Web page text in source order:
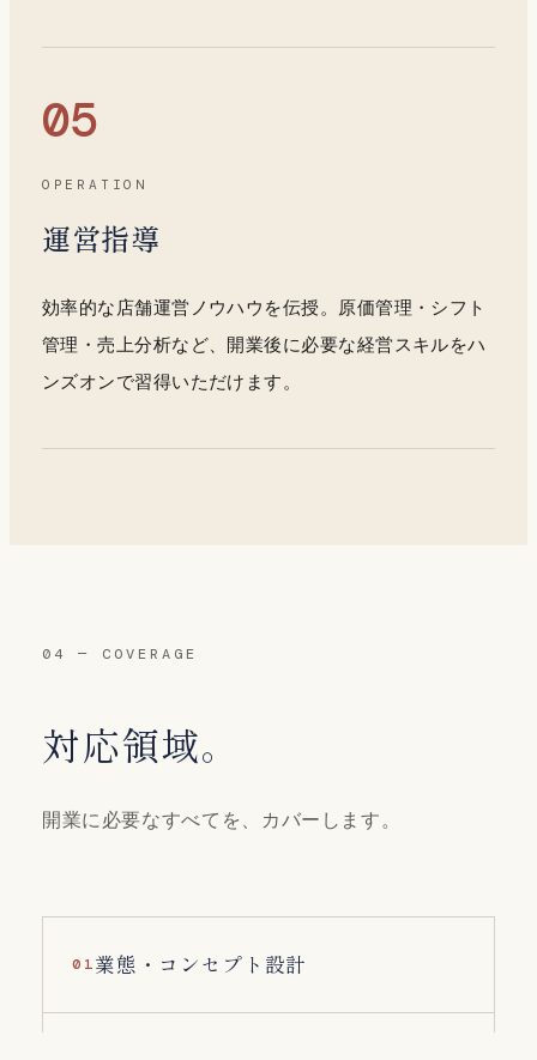
05
OPERATION
運営指導
効率的な店舗運営ノウハウを伝授。原価管理・シフト
管理・売上分析など、開業後に必要な経営スキルをハ
ンズオンで習得いただけます。
04 — COVERAGE
対応領域。
開業に必要なすべてを、カバーします。
01業態・コンセプト設計